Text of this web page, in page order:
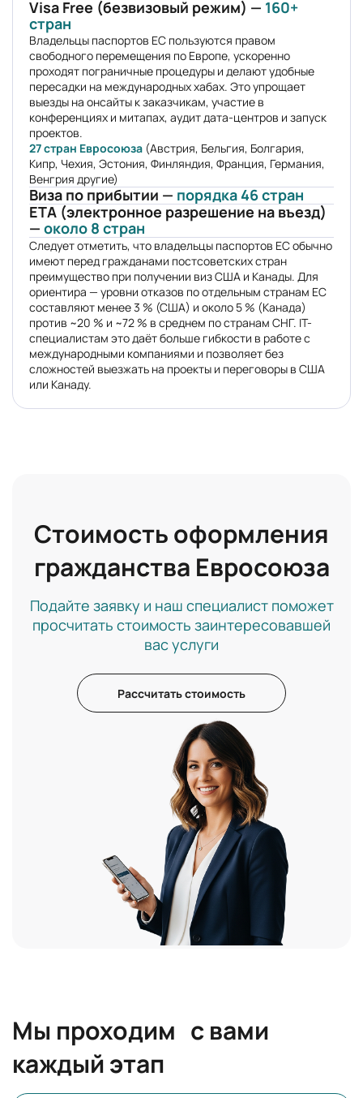
Visa Free (безвизовый режим) — 160+
стран
Владельцы паспортов ЕС пользуются правом
свободного перемещения по Европе, ускоренно
проходят пограничные процедуры и делают удобные
пересадки на международных хабах. Это упрощает
выезды на онсайты к заказчикам, участие в
конференциях и митапах, аудит дата-центров и запуск
проектов.
27 стран Евросоюза (Австрия, Бельгия, Болгария,
Кипр, Чехия, Эстония, Финляндия, Франция, Германия,
Венгрия другие)
Виза по прибытии — порядка 46 стран
ETA (электронное разрешение на въезд)
— около 8 стран
Следует отметить, что владельцы паспортов ЕС обычно
имеют перед гражданами постсоветских стран
преимущество при получении виз США и Канады. Для
ориентира — уровни отказов по отдельным странам ЕС
составляют менее 3 % (США) и около 5 % (Канада)
против ~20 % и ~72 % в среднем по странам СНГ. IT-
специалистам это даёт больше гибкости в работе с
международными компаниями и позволяет без
сложностей выезжать на проекты и переговоры в США
или Канаду.
Стоимость оформления
гражданства Евросоюза
Подайте заявку и наш специалист поможет
просчитать стоимость заинтересовавшей
вас услуги
Рассчитать стоимость
Мы проходим с вами
каждый этап